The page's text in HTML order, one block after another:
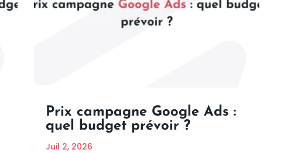
Prix campagne Google Ads :
quel budget prévoir ?
Juil 2, 2026